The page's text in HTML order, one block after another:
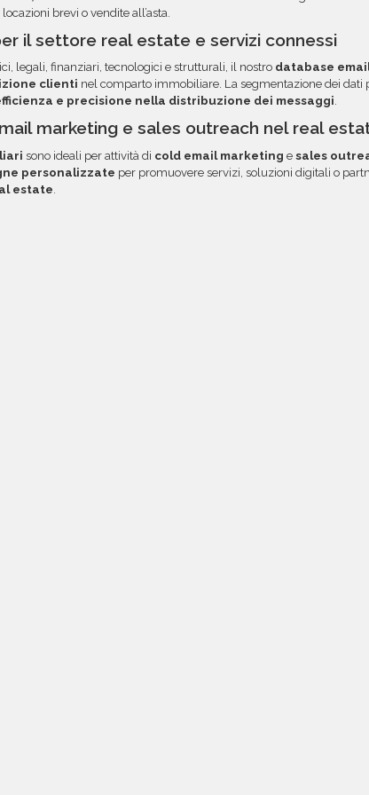
brevi o vendite all’asta.
il settore real estate e servizi connessi
legali, finanziari, tecnologici e strutturali, il nostro database
clienti nel comparto immobiliare. La segmentazione dei
e precisione nella distribuzione dei messaggi.
marketing e sales outreach nel real
sono ideali per attività di cold email marketing e sales
personalizzate per promuovere servizi, soluzioni digitali o
estate.